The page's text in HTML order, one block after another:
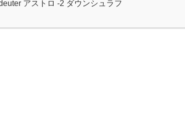
アストロ -2 ダウンシュラフ